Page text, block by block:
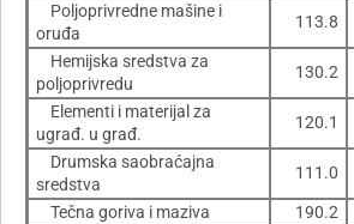
Poljoprivredne mašine i
oruđa
113.8
Hemijska sredstva za
poljoprivredu
130.2
Elementi i materijal za
ugrađ. u građ.
120.1
Drumska saobraćajna
sredstva
111.0
Tečna goriva i maziva 190.2